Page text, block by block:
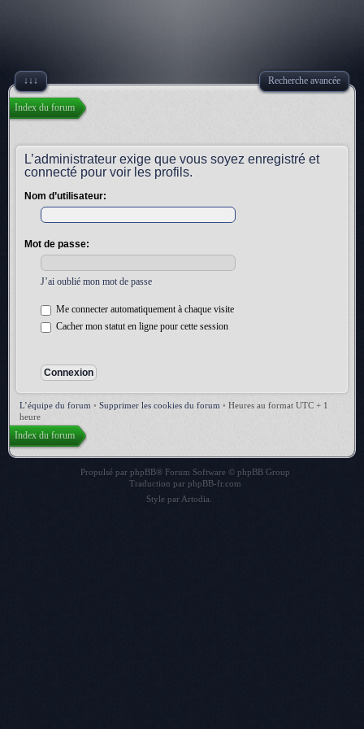
↓↓↓ Recherche avancée
Index du forum
L’administrateur exige que vous soyez enregistré et
connecté pour voir les profils.
Nom d’utilisateur:
Mot de passe:
J’ai oublié mon mot de passe
Me connecter automatiquement à chaque visite
Cacher mon statut en ligne pour cette session
L’équipe du forum • Supprimer les cookies du forum • Heures au format UTC + 1
heure
Index du forum
Propulsé par phpBB® Forum Software © phpBB Group
Traduction par phpBB-fr.com
Style par Artodia